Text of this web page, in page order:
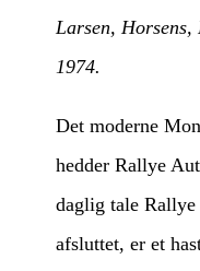
Larsen,
1974.
Det moderne
hedder Rallye
daglig tale
afsluttet, er et